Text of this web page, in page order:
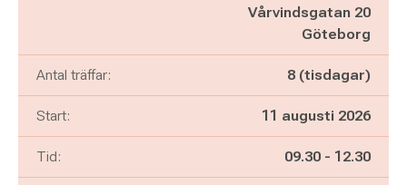
Vårvindsgatan 20
Göteborg
Antal träffar: 8 (tisdagar)
Start: 11 augusti 2026
Tid: Pågår mellan
09.30 - och
12.30